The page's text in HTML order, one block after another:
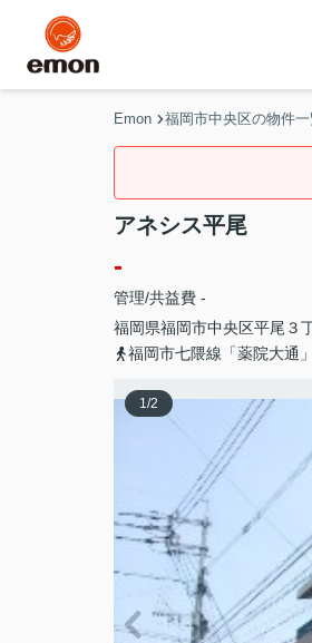
Emon 福岡市中央区の物件一
アネシス平尾
-
管理/共益費 -
福岡県福岡市中央区平尾 ３
福岡市七隈線「薬院大通
1/2